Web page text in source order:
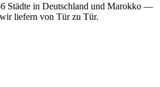
Städte in Deutschland und Marokko —
liefern von Tür zu Tür.